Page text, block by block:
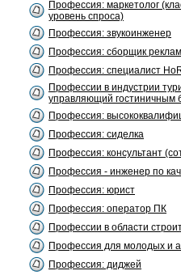
Профессия: маркетолог
уровень спроса)
Профессия: звукоинженер
Профессия: сборщик
Профессия: специалист
Профессии в индустрии
управляющий гостиничным
Профессия:
Профессия: сиделка
Профессия: консультант
Профессия - инженер по
Профессия: юрист
Профессия: оператор ПК
Профессии в области
Профессия для молодых и
Профессия: диджей